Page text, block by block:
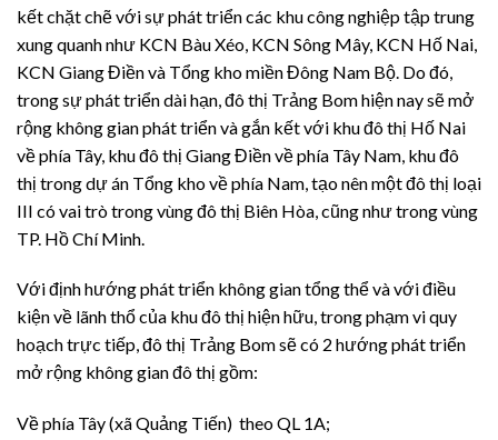
kết chặt chẽ với sự phát triển các khu công nghiệp tập trung
xung quanh như KCN Bàu Xéo, KCN Sông Mây, KCN Hố Nai,
KCN Giang Điền và Tổng kho miền Đông Nam Bộ. Do đó,
trong sự phát triển dài hạn, đô thị Trảng Bom hiện nay sẽ mở
rộng không gian phát triển và gắn kết với khu đô thị Hố Nai
về phía Tây, khu đô thị Giang Điền về phía Tây Nam, khu đô
thị trong dự án Tổng kho về phía Nam, tạo nên một đô thị loại
III có vai trò trong vùng đô thị Biên Hòa, cũng như trong vùng
TP. Hồ Chí Minh.
Với định hướng phát triển không gian tổng thể và với điều
kiện về lãnh thổ của khu đô thị hiện hữu, trong phạm vi quy
hoạch trực tiếp, đô thị Trảng Bom sẽ có 2 hướng phát triển
mở rộng không gian đô thị gồm:
Về phía Tây (xã Quảng Tiến) theo QL 1A;